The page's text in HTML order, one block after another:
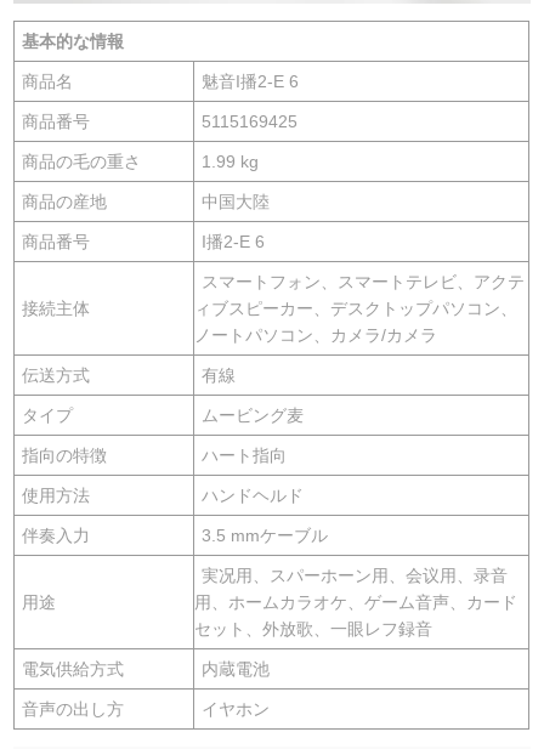
基本的な情報
商品名 魅音I播2-E 6
商品番号 5115169425
商品の毛の重さ 1.99 kg
商品の産地 中国大陸
商品番号 I播2-E 6
接続主体
スマートフォン、スマートテレビ、アクテ
ィブスピーカー、デスクトップパソコン、
ノートパソコン、カメラ/カメラ
伝送方式 有線
タイプ ムービング麦
指向の特徴 ハート指向
使用方法 ハンドヘルド
伴奏入力 3.5 mmケーブル
用途
実况用、スパーホーン用、会议用、录音
用、ホームカラオケ、ゲーム音声、カード
セット、外放歌、一眼レフ録音
電気供給方式 内蔵電池
音声の出し方 イヤホン